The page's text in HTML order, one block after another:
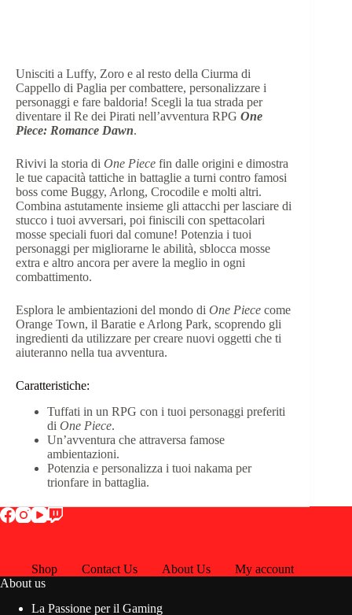
Unisciti a Luffy, Zoro e al resto della Ciurma di
Cappello di Paglia per combattere, personalizzare i
personaggi e fare baldoria! Scegli la tua strada per
diventare il Re dei Pirati nell’avventura RPG One
Piece: Romance Dawn.
Rivivi la storia di One Piece fin dalle origini e dimostra
le tue capacità tattiche in battaglie a turni contro famosi
boss come Buggy, Arlong, Crocodile e molti altri.
Combina astutamente insieme gli attacchi per lasciare di
stucco i tuoi avversari, poi finiscili con spettacolari
mosse speciali fuori dal comune! Potenzia i tuoi
personaggi per migliorarne le abilità, sblocca mosse
extra e altro ancora per avere la meglio in ogni
combattimento.
Esplora le ambientazioni del mondo di One Piece come
Orange Town, il Baratie e Arlong Park, scoprendo gli
ingredienti da utilizzare per creare nuovi oggetti che ti
aiuteranno nella tua avventura.
Caratteristiche:
Tuffati in un RPG con i tuoi personaggi preferiti
di One Piece.
Un’avventura che attraversa famose
ambientazioni.
Potenzia e personalizza i tuoi nakama per
trionfare in battaglia.
Shop Contact Us About Us
My account
About us
La Passione per il Gaming